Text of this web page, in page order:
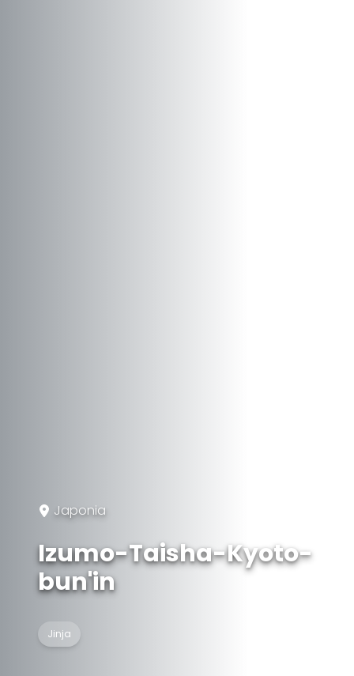
Japonia
Izumo-Taisha-Kyoto-
bun'in
Jinja